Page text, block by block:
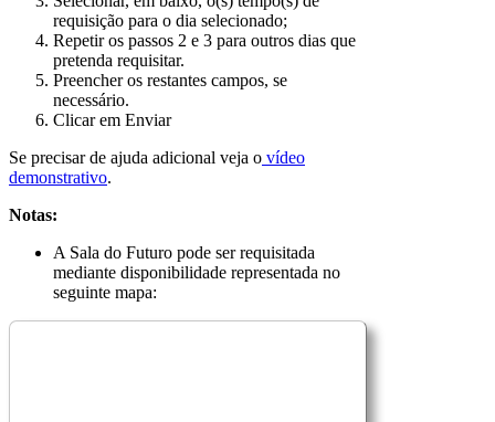
requisição para o dia selecionado;
Repetir os passos 2 e 3 para outros dias que
pretenda requisitar.
Preencher os restantes campos, se
necessário.
Clicar em Enviar
Se precisar de ajuda adicional veja o vídeo
demonstrativo.
Notas:
A Sala do Futuro pode ser requisitada
mediante disponibilidade representada no
seguinte mapa: